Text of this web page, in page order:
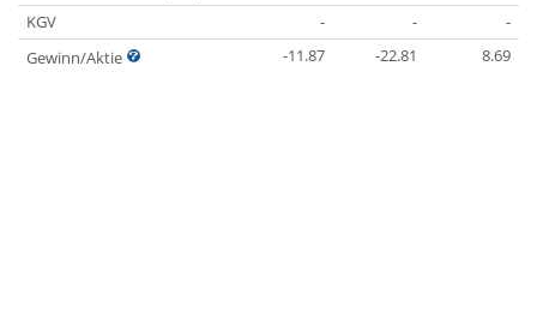
KGV
- -
-
Gewinn/Aktie
-11.87 -22.81 8.69